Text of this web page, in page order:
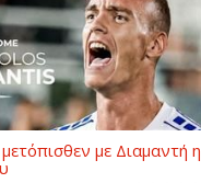
με Διαμαντή η